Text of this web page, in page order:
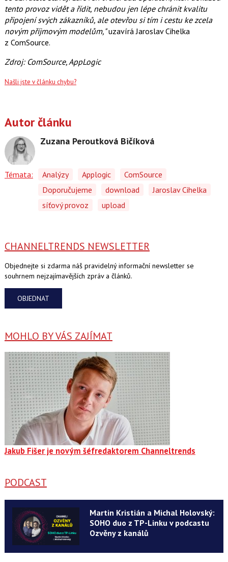
tento provoz vidět a řídit, nebudou jen lépe chránit kvalitu
připojení svých zákazníků, ale otevřou si tím i cestu ke zcela
novým příjmovým modelům,"uzavírá Jaroslav Cihelka
z ComSource.
Zdroj: ComSource, AppLogic
Našli jste v článku chybu?
Autor článku
Zuzana Peroutková Bičíková
Témata: Analýzy Applogic
ComSource
Doporučujeme
download
Jaroslav Cihelka
síťový provoz
upload
CHANNELTRENDS NEWSLETTER
Objednejte si zdarma náš pravidelný informační newsletter se
souhrnem nejzajímavějších zpráv a článků.
OBJEDNAT
MOHLO BY VÁS ZAJÍMAT
Jakub Fišer je novým šéfredaktorem Channeltrends
PODCAST
Martin Kristián a Michal Holovský:
SOHO duo z TP-Linku v podcastu
Ozvěny z kanálů